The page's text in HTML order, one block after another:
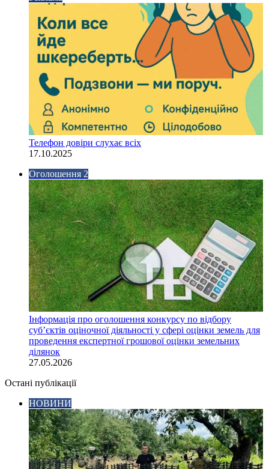
Телефон довіри слухає всіх
17.10.2025
Оголошення 2
Інформація про оголошення конкурсу по відбору
суб’єктів оціночної діяльності у сфері оцінки земель для
проведення експертної грошової оцінки земельних
ділянок
27.05.2026
Остані публікації
НОВИНИ